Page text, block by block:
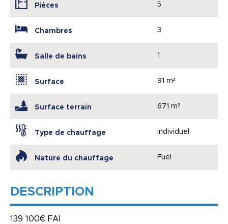
Pièces 5
Chambres 3
Salle de bains 1
Surface 91 m²
Surface terrain 671 m²
Type de chauffage Individuel
Nature du chauffage Fuel
DESCRIPTION
139 100€ FAI